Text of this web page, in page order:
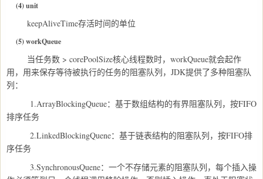
(4) unit
keepAliveTime存活时间的单位
(5) workQueue
当任务数 > corePoolSize核心线程数时，workQueue就会起作
用，用来保存等待被执行的任务的阻塞队列，JDK提供了多种阻塞队
列：
1.ArrayBlockingQueue：基于数组结构的有界阻塞队列，按FIFO
排序任务
2.LinkedBlockingQuene：基于链表结构的阻塞队列，按FIFO排
序任务
3.SynchronousQuene：一个不存储元素的阻塞队列，每个插入操